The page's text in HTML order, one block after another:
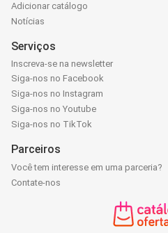
Adicionar catálogo
Notícias
Serviços
Inscreva-se na newsletter
Siga-nos no Facebook
Siga-nos no Instagram
Siga-nos no Youtube
Siga-nos no TikTok
Parceiros
Você tem interesse em uma parceria?
Contate-nos